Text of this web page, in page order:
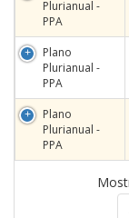
Plurianual -
PPA
Plano
Plurianual -
PPA
Plano
Plurianual -
PPA